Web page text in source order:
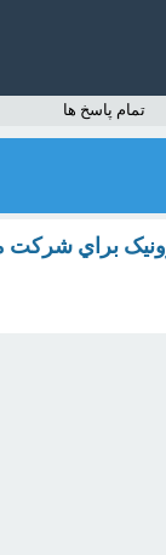
تمام پاسخ ها
براي شرکت